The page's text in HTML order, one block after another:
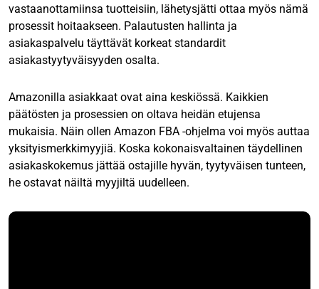
vastaanottamiinsa tuotteisiin, lähetysjätti ottaa myös nämä
prosessit hoitaakseen. Palautusten hallinta ja
asiakaspalvelu täyttävät korkeat standardit
asiakastyytyväisyyden osalta.
Amazonilla asiakkaat ovat aina keskiössä. Kaikkien
päätösten ja prosessien on oltava heidän etujensa
mukaisia. Näin ollen Amazon FBA -ohjelma voi myös auttaa
yksityismerkkimyyjiä. Koska kokonaisvaltainen täydellinen
asiakaskokemus jättää ostajille hyvän, tyytyväisen tunteen,
he ostavat näiltä myyjiltä uudelleen.